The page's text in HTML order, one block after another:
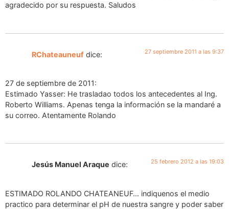
agradecido por su respuesta. Saludos
RChateauneuf dice: 27 septiembre 2011 a las 9:37
27 de septiembre de 2011:
Estimado Yasser: He trasladao todos los antecedentes al Ing.
Roberto Williams. Apenas tenga la información se la mandaré a
su correo. Atentamente Rolando
Jesús Manuel Araque dice: 25 febrero 2012 a las 19:03
ESTIMADO ROLANDO CHATEANEUF… indiquenos el medio
practico para determinar el pH de nuestra sangre y poder saber